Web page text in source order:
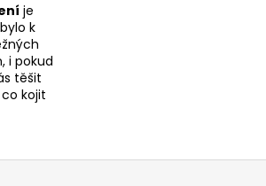
je
k
i pokud
těšit
kojit